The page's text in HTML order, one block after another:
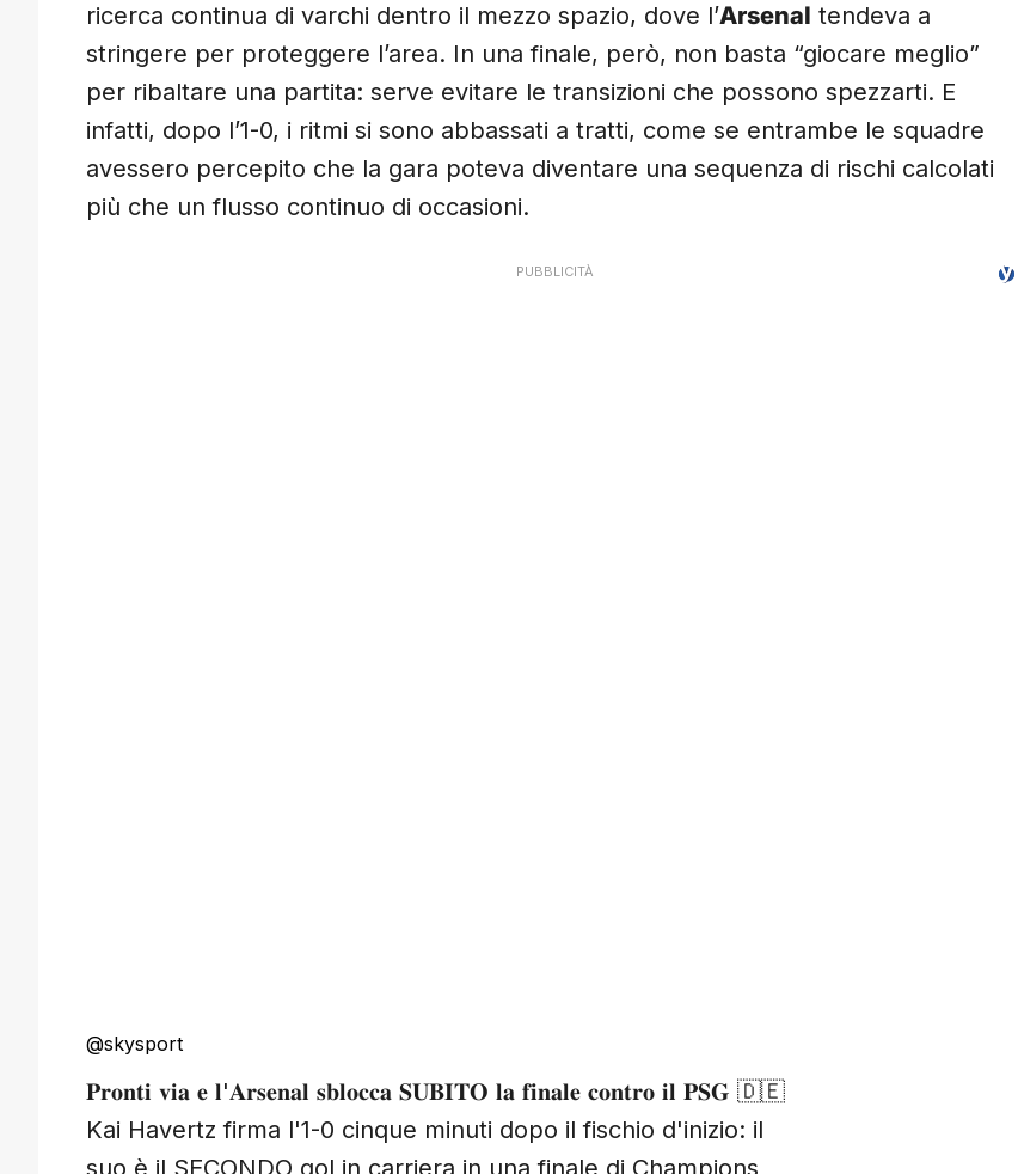
ricerca continua di varchi dentro il mezzo spazio, dove l’Arsenal tendeva a
stringere per proteggere l’area. In una finale, però, non basta “giocare meglio”
per ribaltare una partita: serve evitare le transizioni che possono spezzarti. E
infatti, dopo l’1-0, i ritmi si sono abbassati a tratti, come se entrambe le squadre
avessero percepito che la gara poteva diventare una sequenza di rischi calcolati
più che un flusso continuo di occasioni.
@skysport
𝐏𝐫𝐨𝐧𝐭𝐢 𝐯𝐢𝐚 𝐞 𝐥'𝐀𝐫𝐬𝐞𝐧𝐚𝐥 𝐬𝐛𝐥𝐨𝐜𝐜𝐚 𝐒𝐔𝐁𝐈𝐓𝐎 𝐥𝐚 𝐟𝐢𝐧𝐚𝐥𝐞 𝐜𝐨𝐧𝐭𝐫𝐨 𝐢𝐥 𝐏𝐒𝐆 🇩🇪
Kai Havertz firma l'1-0 cinque minuti dopo il fischio d'inizio: il